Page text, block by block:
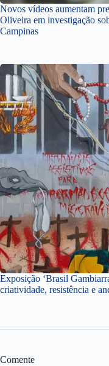
Novos vídeos aumentam
Oliveira em investigação
Campinas
Exposição ‘Brasil
criatividade, resistência e
Comente